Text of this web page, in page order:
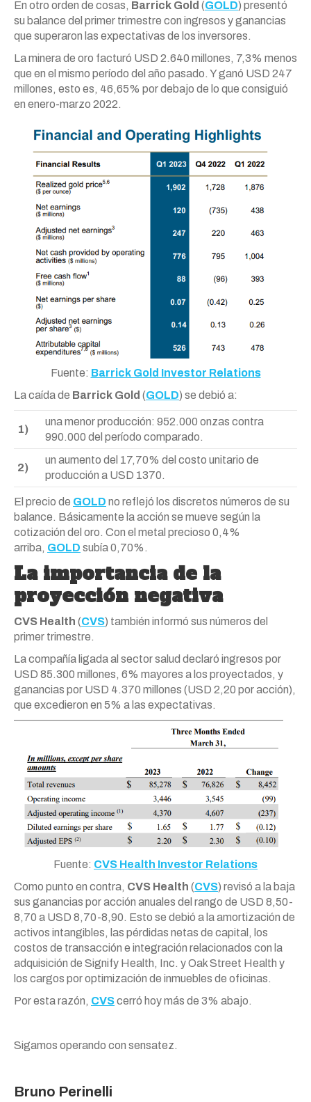
En otro orden de cosas, Barrick Gold (GOLD) presentó
su balance del primer trimestre con ingresos y ganancias
que superaron las expectativas de los inversores.
La minera de oro facturó USD 2.640 millones, 7,3% menos
que en el mismo período del año pasado. Y ganó USD 247
millones, esto es, 46,65% por debajo de lo que consiguió
en enero-marzo 2022.
Fuente: Barrick Gold Investor Relations
La caída de Barrick Gold (GOLD) se debió a:
1)
una menor producción: 952.000 onzas contra
990.000 del período comparado.
2)
un aumento del 17,70% del costo unitario de
producción a USD 1370.
El precio de GOLD no reflejó los discretos números de su
balance. Básicamente la acción se mueve según la
cotización del oro. Con el metal precioso 0,4%
arriba, GOLD subía 0,70%.
La importancia de la
proyección negativa
CVS Health (CVS) también informó sus números del
primer trimestre.
La compañía ligada al sector salud declaró ingresos por
USD 85.300 millones, 6% mayores a los proyectados, y
ganancias por USD 4.370 millones (USD 2,20 por acción),
que excedieron en 5% a las expectativas.
Fuente: CVS Health Investor Relations
Como punto en contra, CVS Health (CVS) revisó a la baja
sus ganancias por acción anuales del rango de USD 8,50-
8,70 a USD 8,70-8,90. Esto se debió a la amortización de
activos intangibles, las pérdidas netas de capital, los
costos de transacción e integración relacionados con la
adquisición de Signify Health, Inc. y Oak Street Health y
los cargos por optimización de inmuebles de oficinas.
Por esta razón, CVScerró hoy más de 3% abajo.
Sigamos operando con sensatez.
Bruno Perinelli